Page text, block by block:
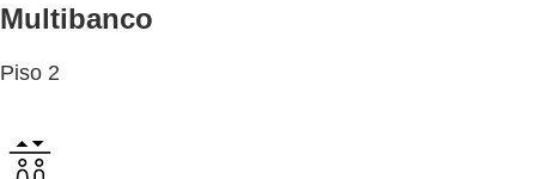
Multibanco
Piso 2